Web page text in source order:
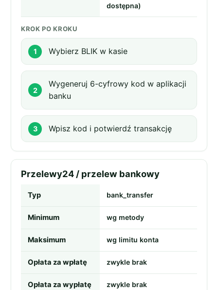
dostępna)
KROK PO KROKU
Wybierz BLIK w kasie
Wygeneruj 6-cyfrowy kod w aplikacji
banku
Wpisz kod i potwierdź transakcję
Przelewy24 / przelew bankowy
Typ bank_transfer
Minimum wg metody
Maksimum wg limitu konta
Opłata za wpłatę zwykle brak
Opłata za wypłatę zwykle brak